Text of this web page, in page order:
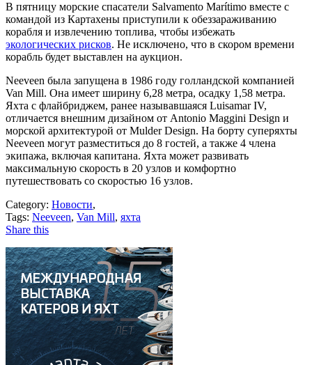
В пятницу морские спасатели Salvamento Marítimo вместе с
командой из Картахены приступили к обеззараживанию
корабля и извлечению топлива, чтобы избежать
экологических рисков. Не исключено, что в скором времени
корабль будет выставлен на аукцион.
Neeveen была запущена в 1986 году голландской компанией
Van Mill. Она имеет ширину 6,28 метра, осадку 1,58 метра.
Яхта с флайбриджем, ранее называвшаяся Luisamar IV,
отличается внешним дизайном от Antonio Maggini Design и
морской архитектурой от Mulder Design. На борту суперяхты
Neeveen могут разместиться до 8 гостей, а также 4 члена
экипажа, включая капитана. Яхта может развивать
максимальную скорость в 20 узлов и комфортно
путешествовать со скоростью 16 узлов.
Category: Новости,
Tags: Neeveen, Van Mill, яхта
Share this